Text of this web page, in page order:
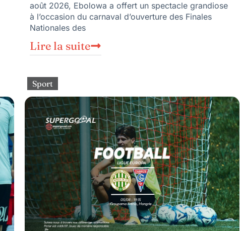
août 2026, Ebolowa a offert un spectacle grandiose
à l’occasion du carnaval d’ouverture des Finales
Nationales des
Lire la suite
Sport